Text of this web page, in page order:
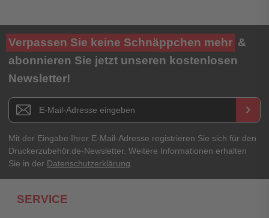
Ihre Bewertung**
★★★★★
Titel**
E-Mail-Adresse
Ihr Passwort
Verpassen Sie keine Schnäppchen mehr &
abonnieren Sie jetzt unseren kostenlosen
Newsletter!
Newsletter E-Mail Adresse keyboard_arrow_right
Mit der Eingabe Ihrer E-Mail-Adresse registrieren Sie sich für den
Druckerzubehör.de-Newsletter. Weitere Informationen erhalten
Sie in der Datenschutzerklärung.
SERVICE